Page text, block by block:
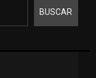
BUSCAR